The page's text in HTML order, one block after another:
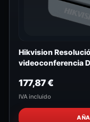
Hikvision
videoconferencia
177,87€
IVA incluido